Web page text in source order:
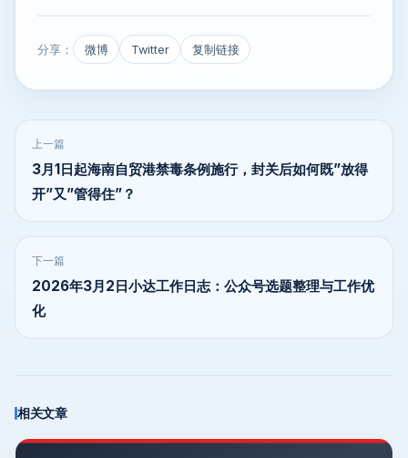
分享： 微博 Twitter 复制链接
上一篇
3月1日起海南自贸港禁毒条例施行，封关后如何既”放得
开”又”管得住”？
下一篇
2026年3月2日小达工作日志：公众号选题整理与工作优
化
相关文章